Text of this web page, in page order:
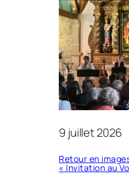
9 juillet 2026
Retour en
« Invitation au